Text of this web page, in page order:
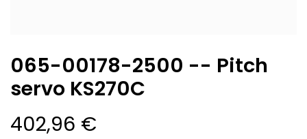
065-00178-2500 -- Pitch
servo KS270C
402,96 €